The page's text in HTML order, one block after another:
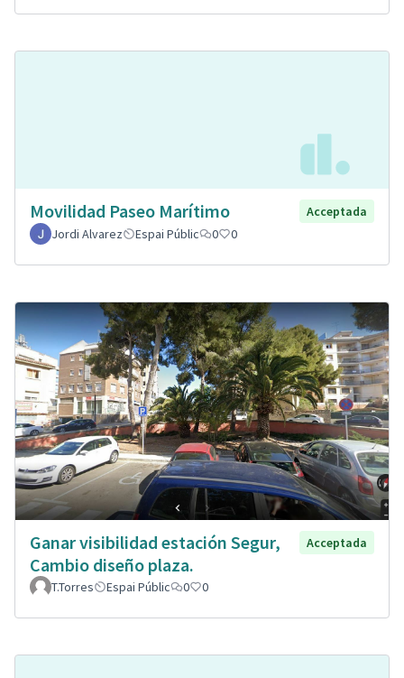
Movilidad Paseo Marítimo
Acceptada
Jordi Alvarez
Espai Públic 0 0
Ganar visibilidad estación Segur,
Cambio diseño plaza.
Acceptada
T.Torres Espai Públic 0 0